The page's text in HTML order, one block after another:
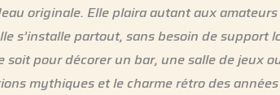
originale. Elle plaira autant aux
s’installe partout, sans besoin de support
pour décorer un bar, une salle de jeux
mythiques et le charme rétro des